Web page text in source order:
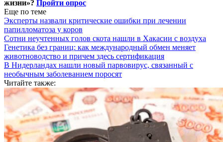
жизни»? Пройти опрос
Еще по теме
Эксперты назвали критические ошибки при лечении
папилломатоза у коров
Сотни неучтенных голов скота нашли в Хакасии с воздуха
Генетика без границ: как международный обмен меняет
животноводство и причем здесь сертификация
В Нидерландах нашли новый парвовирус, связанный с
необычным заболеванием поросят
Читайте также: